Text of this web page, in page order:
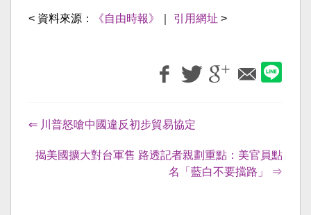
< 資料來源： 《自由時報》 引用網址 >
⇐ 川普怒嗆中國違反初步貿易協定
揭美國擴大對台軍售 路透記者親劃重點：美官員點
名「藍白不要擋路」 ⇒